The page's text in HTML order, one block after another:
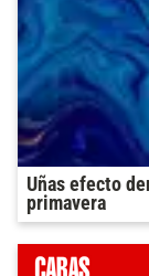
Uñas efecto
primavera